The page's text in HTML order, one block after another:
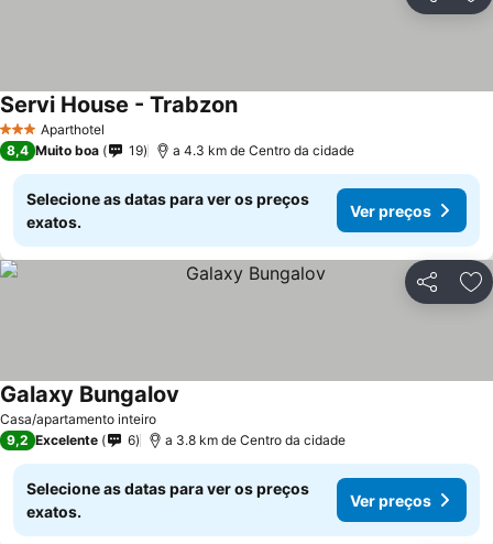
3 EstrelasAparthotel
Servi House - Trabzon
8,4 Muito boa 19 a 4.3 km de Centro da cidade
Selecione as datas para ver os preços
exatos.
Ver preços
Partilhar
Casa/apartamento inteiro
Galaxy Bungalov
9,2 Excelente 6 a 3.8 km de Centro da cidade
Selecione as datas para ver os preços
exatos.
Ver preços